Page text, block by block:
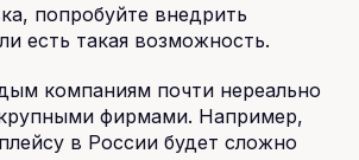
попробуйте внедрить
есть такая возможность.
компаниям почти нереально
фирмами. Например,
в России будет сложно